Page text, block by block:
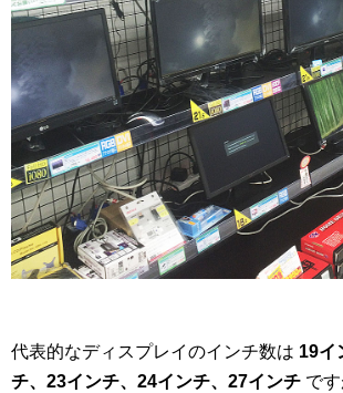
代表的なディスプレイのインチ数は 19イ
チ、23インチ、24インチ、27インチ で